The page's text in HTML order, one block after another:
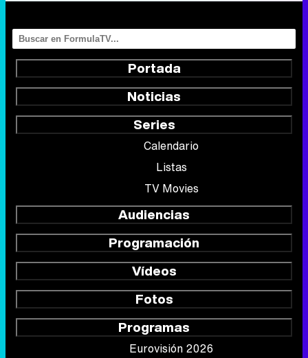
Portada
Noticias
Series
Calendario
Listas
TV Movies
Audiencias
Programación
Vídeos
Fotos
Programas
Eurovisión 2026